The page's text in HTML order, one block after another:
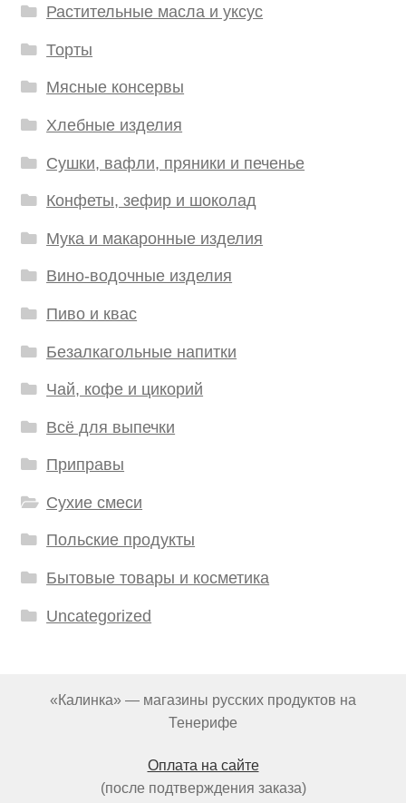
Растительные масла и уксус
Торты
Мясные консервы
Хлебные изделия
Сушки, вафли, пряники и печенье
Конфеты, зефир и шоколад
Мука и макаронные изделия
Вино-водочные изделия
Пиво и квас
Безалкагольные напитки
Чай, кофе и цикорий
Всё для выпечки
Приправы
Сухие смеси
Польские продукты
Бытовые товары и косметика
Uncategorized
«Калинка» — магазины русских продуктов на
Тенерифе
Оплата на сайте
(после подтверждения заказа)